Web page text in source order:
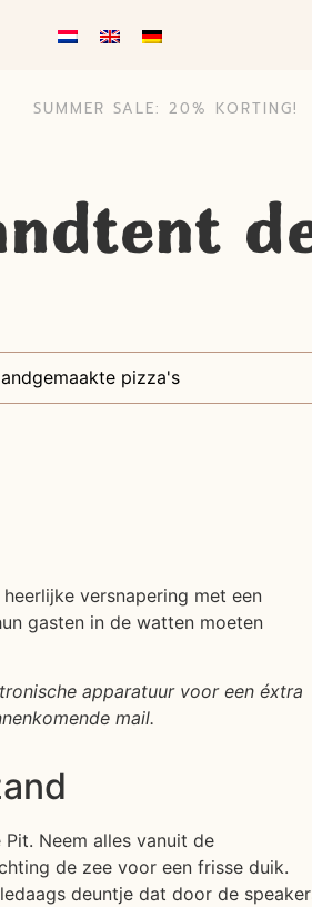
SUMMER SALE: 20% KORTING!
pizza's
versnapering met een
gasten in de watten moeten
apparatuur voor een éxtra
mail.
Neem alles vanuit de
de zee voor een frisse duik.
deuntje dat door de